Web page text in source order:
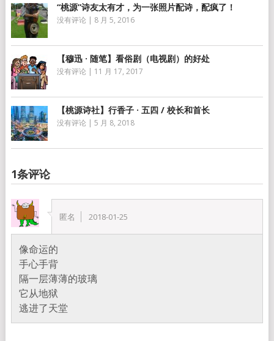
“桃源”诗友太有才，为一张照片配诗，配疯了！
没有评论 | 8 月 5, 2016
【穆迅 · 随笔】看俗剧（电视剧）的好处
没有评论 | 11 月 17, 2017
【桃源诗社】行香子 · 五四 / 校长和首长
没有评论 | 5 月 8, 2018
1条评论
匿名 2018-01-25
像命运的
手心手背
隔一层薄薄的玻璃
它从地狱
逃进了天堂